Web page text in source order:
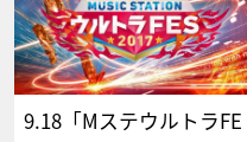
9.18「MステウルトラFE